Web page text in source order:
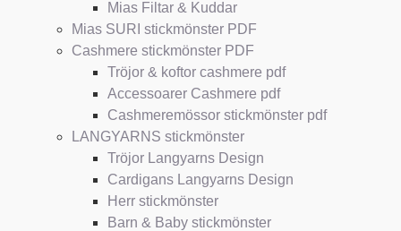
Mias Filtar & Kuddar
Mias SURI stickmönster PDF
Cashmere stickmönster PDF
Tröjor & koftor cashmere pdf
Accessoarer Cashmere pdf
Cashmeremössor stickmönster pdf
LANGYARNS stickmönster
Tröjor Langyarns Design
Cardigans Langyarns Design
Herr stickmönster
Barn & Baby stickmönster